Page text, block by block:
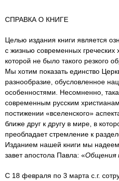
СПРАВКА О КНИГЕ
Целью издания книги является
с жизнью современных греческих
которой не было такого резкого
Мы хотим показать единство
разнообразие, обусловленное
особенностями. Несомненно,
современным русским
постижении «вселенского»
ближе друг к другу в мире, в
преобладает стремление к
Изданием нашей книги мы
завет апостола Павла: «Общения
С 18 февраля по 3 марта с.г.